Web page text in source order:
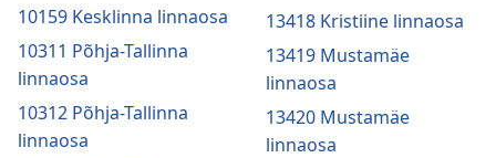
10159 Kesklinna linnaosa
10311 Põhja-Tallinna
linnaosa
10312 Põhja-Tallinna
linnaosa
13418 Kristiine linnaosa
13419 Mustamäe
linnaosa
13420 Mustamäe
linnaosa